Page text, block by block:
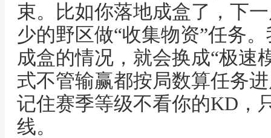
束。比如你落地成盒了，下
少的野区做“收集物资”任务
成盒的情况，就会换成“极速
式不管输赢都按局数算任务
记住赛季等级不看你的KD，
线。